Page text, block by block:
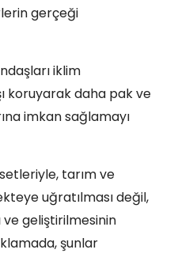
gerçeği
iklim
koruyarak daha pak ve
imkan sağlamayı
tarım ve
uğratılması değil,
ve geliştirilmesinin
şunlar